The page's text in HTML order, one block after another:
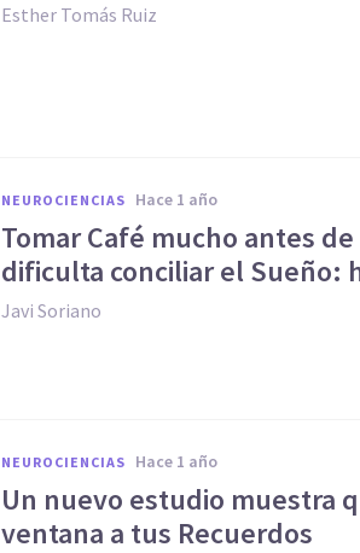
Esther Tomás Ruiz
NEUROCIENCIAS hace 1 año
Tomar Café mucho antes
dificulta conciliar el Sueño:
Javi Soriano
NEUROCIENCIAS hace 1 año
Un nuevo estudio muestra
ventana a tus Recuerdos